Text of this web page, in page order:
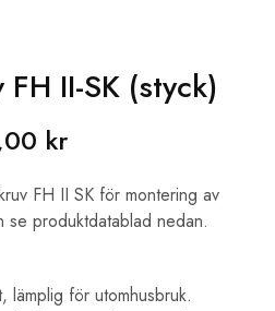
II-SK (styck)
kr
FH II SK för montering av
se produktdatablad nedan.
lämplig för utomhusbruk.